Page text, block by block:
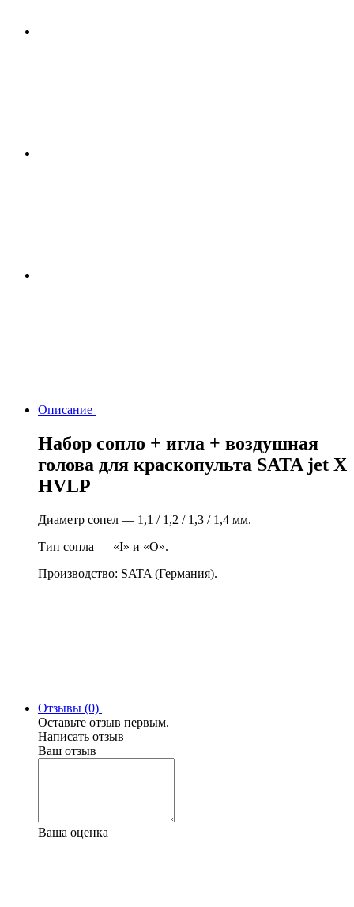
Описание
Набор сопло + игла + воздушная
голова для краскопульта SATA jet X
HVLP
Диаметр сопел — 1,1 / 1,2 / 1,3 / 1,4 мм.
Тип сопла — «I» и «O».
Производство: SATA (Германия).
Отзывы (0)
Оставьте отзыв первым.
Написать отзыв
Ваш отзыв
Ваша оценка